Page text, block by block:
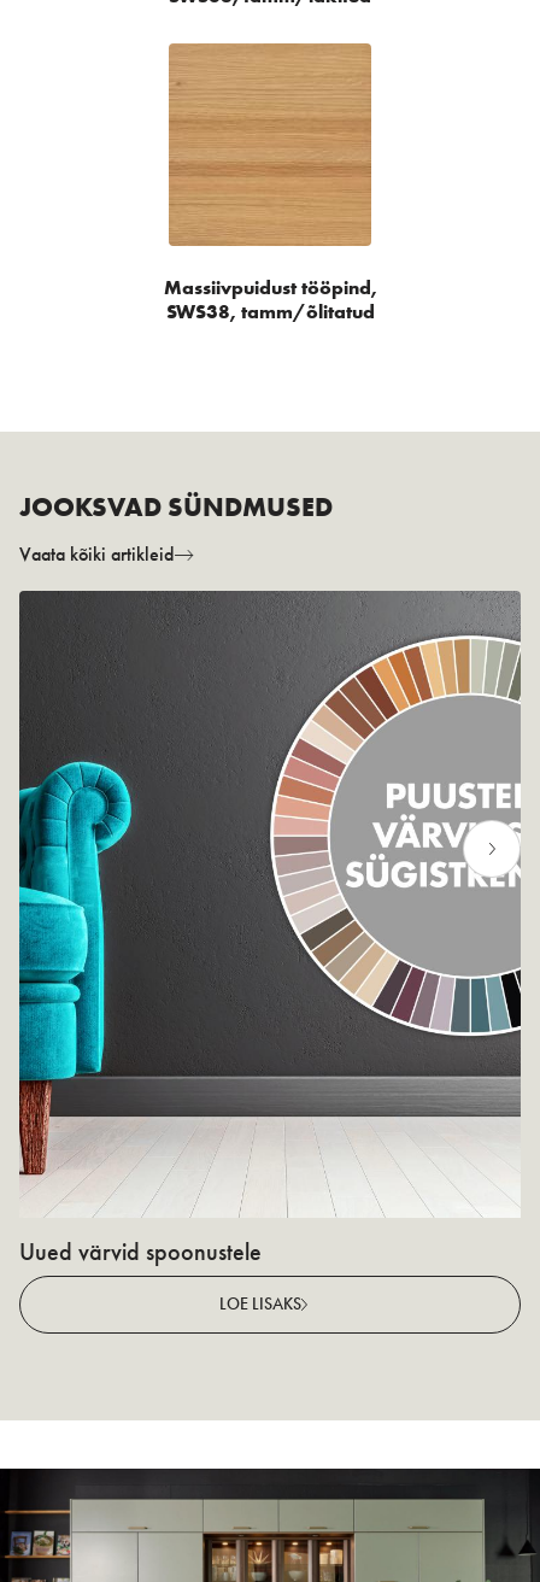
Massiivpuidust tööpind,
SWS38, tamm/õlitatud
JOOKSVAD SÜNDMUSED
Vaata kõiki artikleid
Uued värvid spoonustele
LOE LISAKS